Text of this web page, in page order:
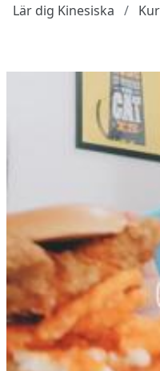
Lär dig Kinesiska